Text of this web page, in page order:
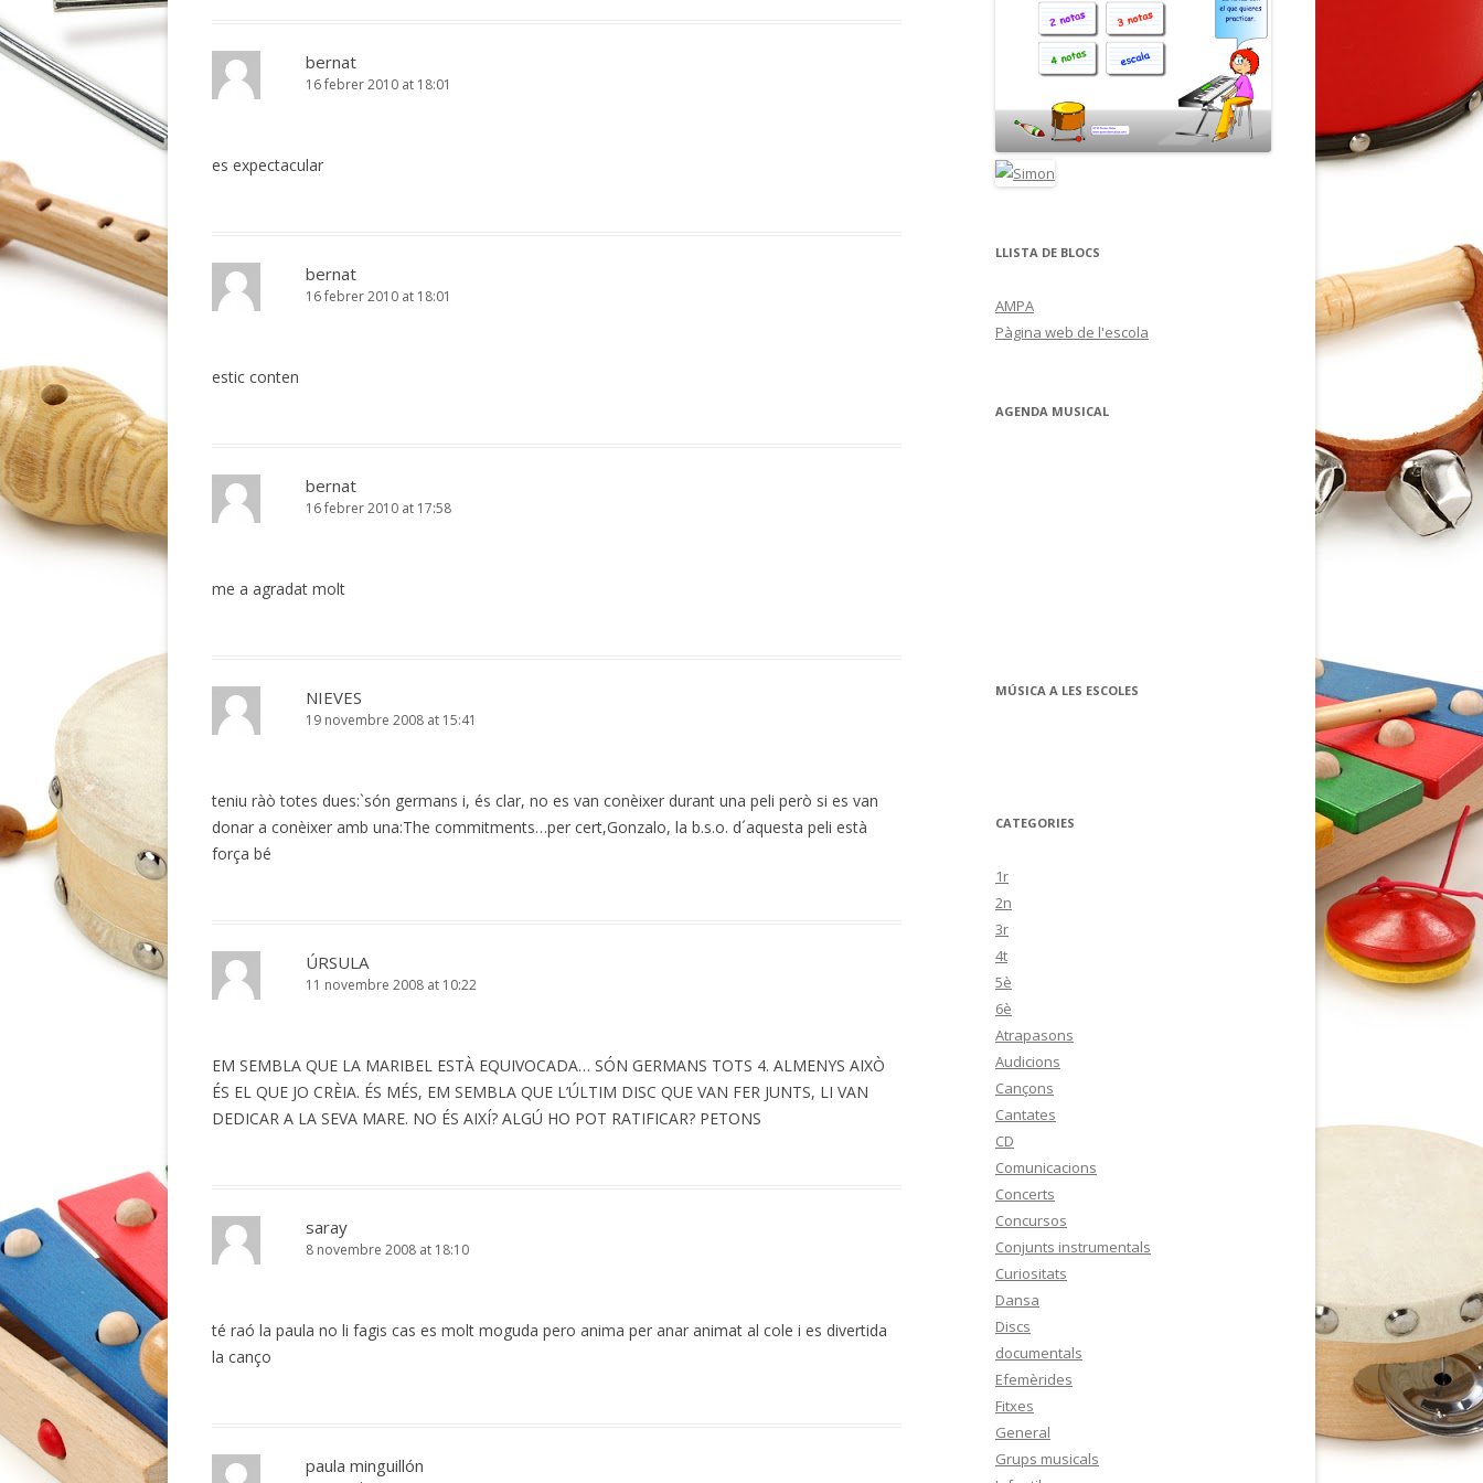
bernat
16 febrer 2010 at 18:01
es expectacular
bernat
16 febrer 2010 at 18:01
estic conten
bernat
16 febrer 2010 at 17:58
me a agradat molt
NIEVES
19 novembre 2008 at 15:41
teniu ràò totes dues:`són germans i, és clar, no es van conèixer durant una peli però si es van
donar a conèixer amb una:The commitments…per cert,Gonzalo, la b.s.o. d´aquesta peli està
força bé
ÚRSULA
11 novembre 2008 at 10:22
EM SEMBLA QUE LA MARIBEL ESTÀ EQUIVOCADA… SÓN GERMANS TOTS 4. ALMENYS AIXÒ
ÉS EL QUE JO CRÈIA. ÉS MÉS, EM SEMBLA QUE L’ÚLTIM DISC QUE VAN FER JUNTS, LI VAN
DEDICAR A LA SEVA MARE. NO ÉS AIXÍ? ALGÚ HO POT RATIFICAR? PETONS
saray
8 novembre 2008 at 18:10
té raó la paula no li fagis cas es molt moguda pero anima per anar animat al cole i es divertida
la canço
paula minguillón
LLISTA DE BLOCS
AMPA
Pàgina web de l'escola
AGENDA MUSICAL
MÚSICA A LES ESCOLES
CATEGORIES
1r
2n
3r
4t
5è
6è
Atrapasons
Audicions
Cançons
Cantates
CD
Comunicacions
Concerts
Concursos
Conjunts instrumentals
Curiositats
Dansa
Discs
documentals
Efemèrides
Fitxes
General
Grups musicals